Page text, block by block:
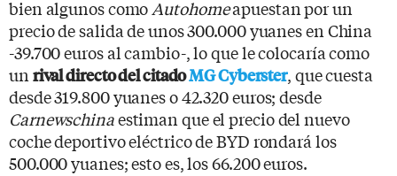
bien algunos comoAutohomeapuestan por un
precio de salida de unos 300.000 yuanes en China
-39.700 euros al cambio-, lo que le colocaría como
unrival directo del citadoMG Cyberster, que cuesta
desde 319.800 yuanes o 42.320 euros; desde
Carnewschinaestiman que el precio del nuevo
coche deportivo eléctrico de BYD rondará los
500.000 yuanes; esto es, los 66.200 euros.